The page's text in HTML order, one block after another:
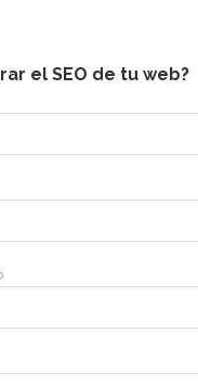
el SEO de tu web?